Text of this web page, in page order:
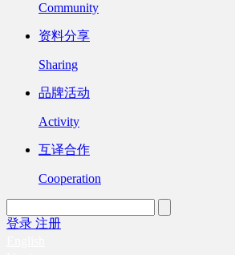
Community
资料分享
Sharing
品牌活动
Activity
互译合作
Cooperation
登录 注册